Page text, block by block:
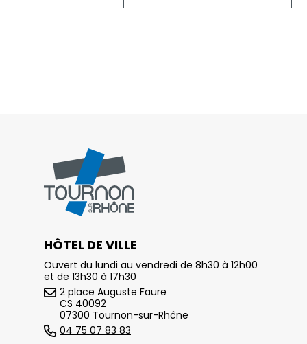
HÔTEL DE VILLE
Ouvert du lundi au vendredi de 8h30 à 12h00
et de 13h30 à 17h30
2 place Auguste Faure
CS 40092
07300 Tournon-sur-Rhône
04 75 07 83 83